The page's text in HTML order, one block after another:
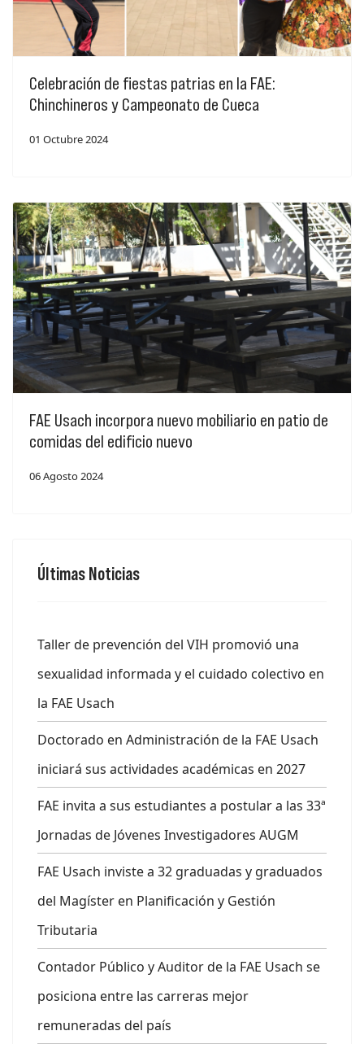
Celebración de fiestas patrias en la FAE:
Chinchineros y Campeonato de Cueca
01 Octubre 2024
FAE Usach incorpora nuevo mobiliario en patio de
comidas del edificio nuevo
06 Agosto 2024
Últimas Noticias
Taller de prevención del VIH promovió una
sexualidad informada y el cuidado colectivo en
la FAE Usach
Doctorado en Administración de la FAE Usach
iniciará sus actividades académicas en 2027
FAE invita a sus estudiantes a postular a las 33ª
Jornadas de Jóvenes Investigadores AUGM
FAE Usach inviste a 32 graduadas y graduados
del Magíster en Planificación y Gestión
Tributaria
Contador Público y Auditor de la FAE Usach se
posiciona entre las carreras mejor
remuneradas del país